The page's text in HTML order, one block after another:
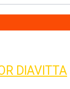
DIAVITTA